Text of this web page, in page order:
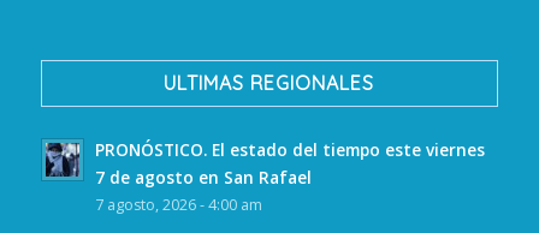
ULTIMAS REGIONALES
PRONÓSTICO. El estado del tiempo este viernes
7 de agosto en San Rafael
7 agosto, 2026 - 4:00 am